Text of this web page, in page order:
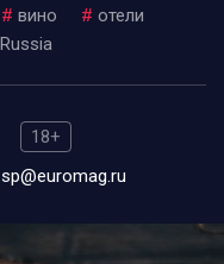
# вино # отели
18+
sp@euromag.ru